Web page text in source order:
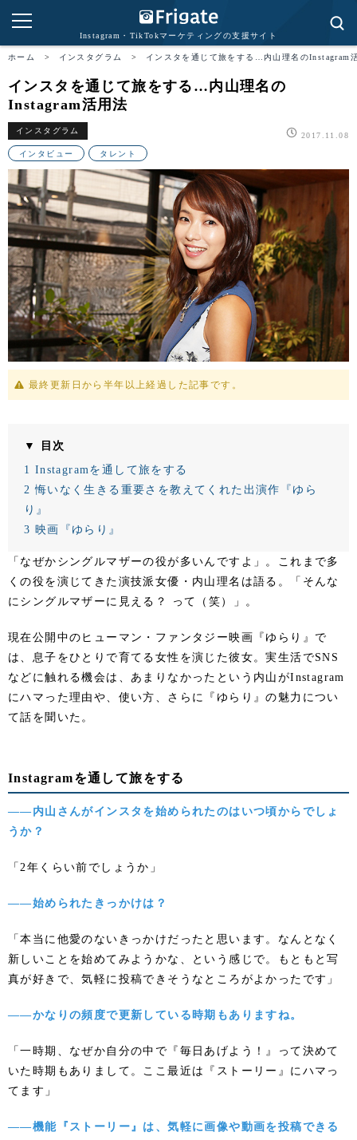
Instagram・TikTokマーケティングの支援サイト
ホーム > インスタグラム > インスタを通じて旅をする…内山理名のInstagram
インスタを通じて旅をする…内山理名の
Instagram活用法
インスタグラム
2017.11.08
インタビュー タレント
最終更新日から半年以上経過した記事です。
▼ 目次
1 Instagramを通して旅をする
2 悔いなく生きる重要さを教えてくれた出演作『ゆら
り』
3 映画『ゆらり』
「なぜかシングルマザーの役が多いんですよ」。これまで多
くの役を演じてきた演技派女優・内山理名は語る。「そんな
にシングルマザーに見える？ って（笑）」。
現在公開中のヒューマン・ファンタジー映画『ゆらり』で
は、息子をひとりで育てる女性を演じた彼女。実生活でSNS
などに触れる機会は、あまりなかったという内山がInstagram
にハマった理由や、使い方、さらに『ゆらり』の魅力につい
て話を聞いた。
Instagramを通して旅をする
――内山さんがインスタを始められたのはいつ頃からでしょ
うか？
「2年くらい前でしょうか」
――始められたきっかけは？
「本当に他愛のないきっかけだったと思います。なんとなく
新しいことを始めてみようかな、という感じで。もともと写
真が好きで、気軽に投稿できそうなところがよかったです」
――かなりの頻度で更新している時期もありますね。
「一時期、なぜか自分の中で『毎日あげよう！』って決めて
いた時期もありまして。ここ最近は『ストーリー』にハマっ
てます」
――機能『ストーリー』は、気軽に画像や動画を投稿できる